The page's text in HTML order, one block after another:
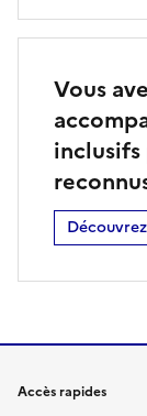
Vous
Accès rapides